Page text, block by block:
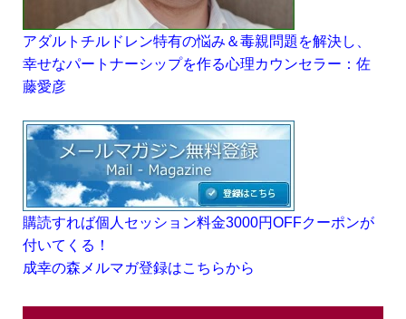
アダルトチルドレン特有の悩み＆毒親問題を解決し、
幸せなパートナーシップを作る心理カウンセラー：佐
藤愛彦
購読すれば個人セッション料金3000円OFFクーポンが
付いてくる！
成幸の森メルマガ登録はこちらから